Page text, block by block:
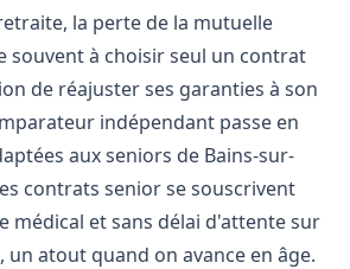
la perte de la mutuelle
souvent à choisir seul un contrat
de réajuster ses garanties à son
indépendant passe en
aux seniors de Bains-sur-
contrats senior se souscrivent
médical et sans délai d'attente sur
un atout quand on avance en âge.